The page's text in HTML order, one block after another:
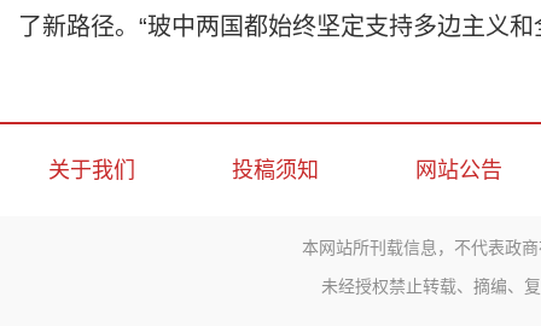
了新路径。“玻中两国都始终坚定支持多边主义
关于我们 投稿须知 网站公告
本网站所刊载信息，不代表政
未经授权禁止转载、摘编、